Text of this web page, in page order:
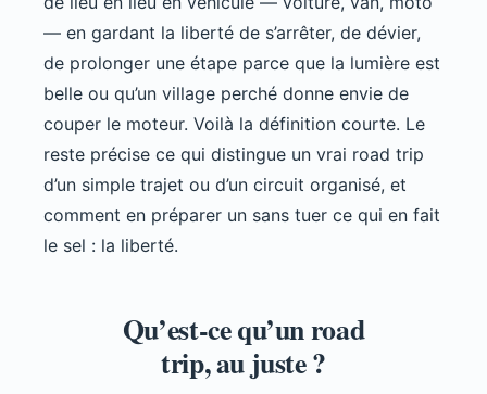
— en gardant la liberté de s’arrêter, de dévier,
de prolonger une étape parce que la lumière est
belle ou qu’un village perché donne envie de
couper le moteur. Voilà la définition courte. Le
reste précise ce qui distingue un vrai road trip
d’un simple trajet ou d’un circuit organisé, et
comment en préparer un sans tuer ce qui en fait
le sel : la liberté.
Qu’est-ce qu’un road
trip, au juste ?